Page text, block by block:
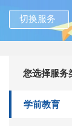
切换服务
您选择服务
学前教育